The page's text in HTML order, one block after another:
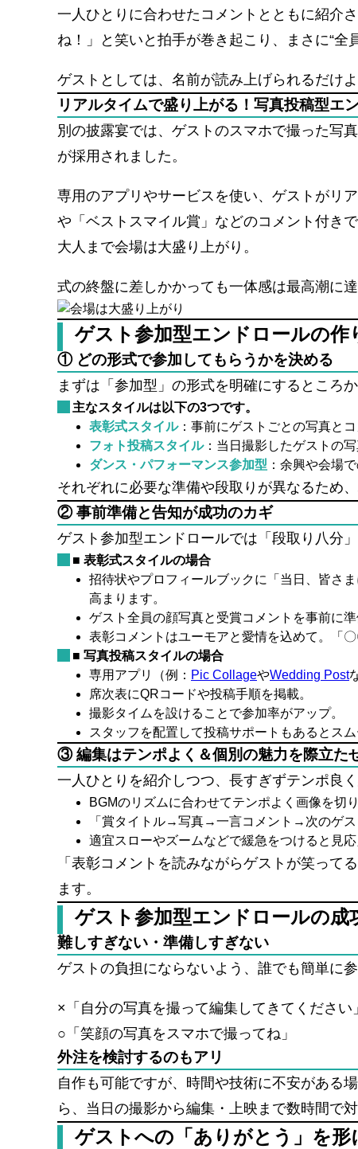
一人ひとりに合わせたコメントとともに紹介
ね！」と笑いと拍手が巻き起こり、まさに“全
ゲストとしては、名前が読み上げられるだけ
リアルタイムで盛り上がる！写真投稿型エ
別の披露宴では、ゲストのスマホで撮った写
が採用されました。
専用のアプリやサービスを使い、ゲストがリ
や「ベストスマイル賞」などのコメント付き
大人まで会場は大盛り上がり。
式の終盤に差しかかっても一体感は最高潮に
ゲスト参加型エンドロールの作
① どの形式で参加してもらうかを決める
まずは「参加型」の形式を明確にするところ
主なスタイルは以下の3つです。
表彰式スタイル：事前にゲストごとの写真と
フォト投稿スタイル：当日撮影したゲストの
ダンス・パフォーマンス参加型 ：余興や会場
それぞれに必要な準備や段取りが異なるため
② 事前準備と告知が成功のカギ
ゲスト参加型エンドロールでは「段取り八分
■ 表彰式スタイルの場合
招待状やプロフィールブックに「当日、皆さ
高まります。
ゲスト全員の顔写真と受賞コメントを事前に
表彰コメントはユーモアと愛情を込めて。「
■ 写真投稿スタイルの場合
専用アプリ（例： Pic CollageやWedding Post
席次表にQRコードや投稿手順を掲載。
撮影タイムを設けることで参加率がアップ。
スタッフを配置して投稿サポートもあるとスム
③ 編集はテンポよく＆個別の魅力を際立た
一人ひとりを紹介しつつ、長すぎずテンポ良
BGMのリズムに合わせてテンポよく画像を切り
「賞タイトル→写真→一言コメント→次のゲス
適宜スローやズームなどで緩急をつけると見応
「表彰コメントを読みながらゲストが笑って
ます。
ゲスト参加型エンドロールの成
難しすぎない・準備しすぎない
ゲストの負担にならないよう、誰でも簡単に
×「自分の写真を撮って編集してきてください」
○「笑顔の写真をスマホで撮ってね」
外注を検討するのもアリ
自作も可能ですが、時間や技術に不安がある
ら、当日の撮影から編集・上映まで数時間で
ゲストへの「ありがとう」を